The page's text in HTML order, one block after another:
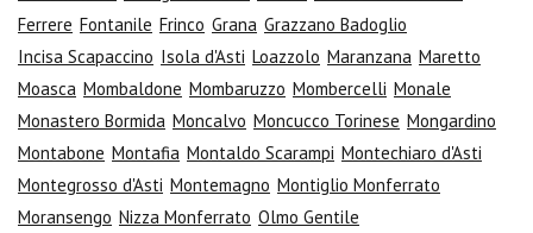
Ferrere Fontanile Frinco Grana Grazzano Badoglio
Incisa Scapaccino Isola d'Asti Loazzolo Maranzana Maretto
Moasca Mombaldone Mombaruzzo Mombercelli Monale
Monastero Bormida Moncalvo Moncucco Torinese Mongardino
Montabone Montafia Montaldo Scarampi Montechiaro d'Asti
Montegrosso d'Asti Montemagno Montiglio Monferrato
Moransengo Nizza Monferrato Olmo Gentile